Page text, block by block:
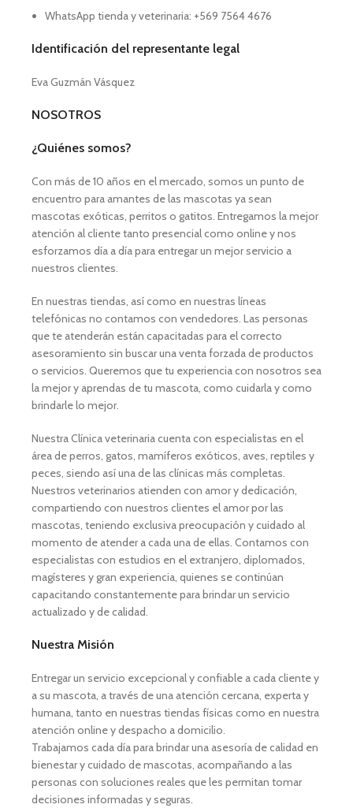
WhatsApp tienda y veterinaria: +569 7564 4676
Identificación del representante legal
Eva Guzmán Vásquez
NOSOTROS
¿Quiénes somos?
Con más de 10 años en el mercado, somos un punto de
encuentro para amantes de las mascotas ya sean
mascotas exóticas, perritos o gatitos. Entregamos la mejor
atención al cliente tanto presencial como online y nos
esforzamos día a día para entregar un mejor servicio a
nuestros clientes.
En nuestras tiendas, así como en nuestras líneas
telefónicas no contamos con vendedores. Las personas
que te atenderán están capacitadas para el correcto
asesoramiento sin buscar una venta forzada de productos
o servicios. Queremos que tu experiencia con nosotros sea
la mejor y aprendas de tu mascota, como cuidarla y como
brindarle lo mejor.
Nuestra Clínica veterinaria cuenta con especialistas en el
área de perros, gatos, mamíferos exóticos, aves, reptiles y
peces, siendo así una de las clínicas más completas.
Nuestros veterinarios atienden con amor y dedicación,
compartiendo con nuestros clientes el amor por las
mascotas, teniendo exclusiva preocupación y cuidado al
momento de atender a cada una de ellas. Contamos con
especialistas con estudios en el extranjero, diplomados,
magísteres y gran experiencia, quienes se continúan
capacitando constantemente para brindar un servicio
actualizado y de calidad.
Nuestra Misión
Entregar un servicio excepcional y confiable a cada cliente y
a su mascota, a través de una atención cercana, experta y
humana, tanto en nuestras tiendas físicas como en nuestra
atención online y despacho a domicilio.
Trabajamos cada día para brindar una asesoría de calidad en
bienestar y cuidado de mascotas, acompañando a las
personas con soluciones reales que les permitan tomar
decisiones informadas y seguras.